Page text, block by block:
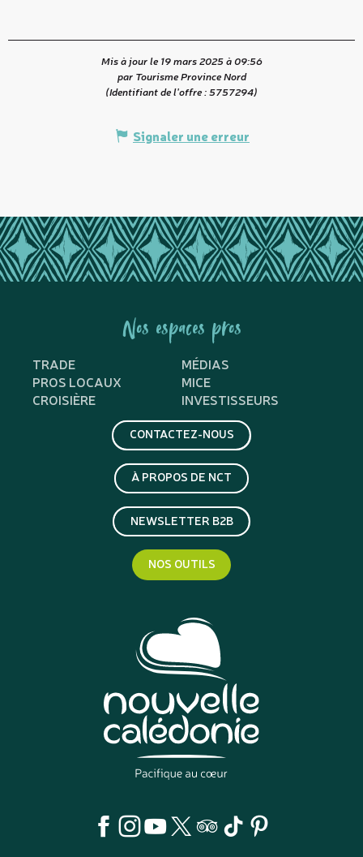
Mis à jour le 19 mars 2025 à 09:56
par Tourisme Province Nord
(Identifiant de l'offre :5757294)
Signaler une erreur
Nos espaces pros
TRADE
MÉDIAS
PROS LOCAUX
MICE
CROISIÈRE
INVESTISSEURS
CONTACTEZ-NOUS
À PROPOS DE NCT
NEWSLETTER B2B
NOS OUTILS